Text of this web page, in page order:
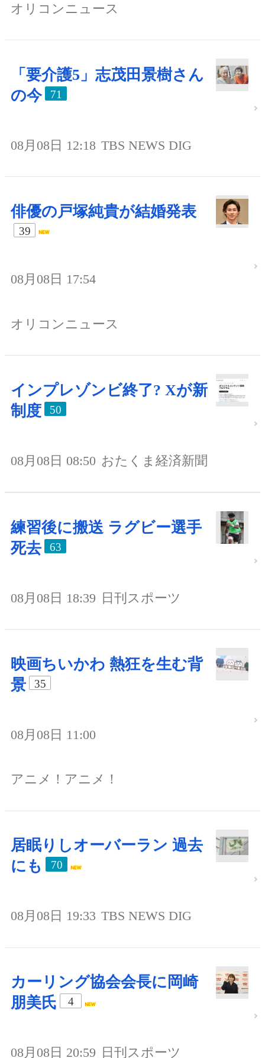
オリコンニュース
「要介護5」志茂田景樹さん
の今
71
08月08日 12:18 TBS NEWS DIG
俳優の戸塚純貴が結婚発表
39
08月08日 17:54
オリコンニュース
インプレゾンビ終了? Xが新
制度
50
08月08日 08:50 おたくま経済新聞
練習後に搬送 ラグビー選手
死去
63
08月08日 18:39 日刊スポーツ
映画ちいかわ 熱狂を生む背
景
35
08月08日 11:00
アニメ！アニメ！
居眠りしオーバーラン 過去
にも
70
08月08日 19:33 TBS NEWS DIG
カーリング協会会長に岡崎
朋美氏
4
08月08日 20:59 日刊スポーツ